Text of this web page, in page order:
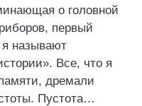
о головной
первый
я называют
Все, что я
дремали
Пустота…